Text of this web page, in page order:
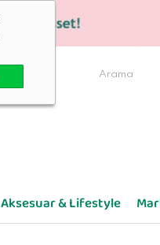
Aksesuar & Lifestyle